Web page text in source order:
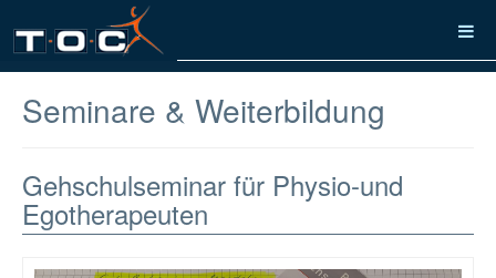
Seminare & Weiterbildung
Gehschulseminar für Physio-und
Egotherapeuten